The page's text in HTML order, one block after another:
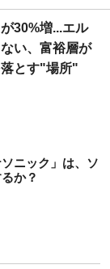
30%増...エル
い、富裕層が
とす"場所"
ニック」は、ソ
か？